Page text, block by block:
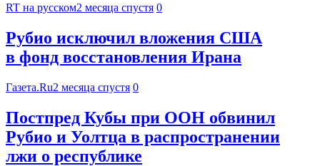
RT на русском2 месяца спустя 0
Рубио исключил вложения США
в фонд восстановления Ирана
Газета.Ru2 месяца спустя 0
Постпред Кубы при ООН обвинил
Рубио и Уолтца в распространении
лжи о республике